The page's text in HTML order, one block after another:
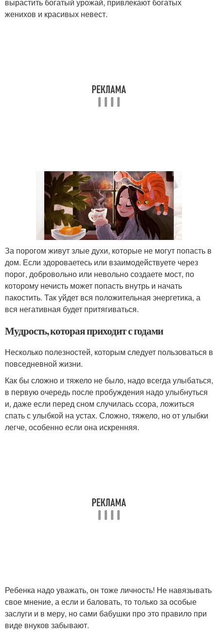
вырастить богатый урожай, привлекают богатых
женихов и красивых невест.
За порогом живут злые духи, которые не могут попасть в
дом. Если здороваетесь или взаимодействуете через
порог, добровольно или невольно создаете мост, по
которому нечисть может попасть внутрь и начать
пакостить. Так уйдет вся положительная энергетика, а
вся негативная будет притягиваться.
Мудрость, которая приходит с годами
Несколько полезностей, которым следует пользоваться в
повседневной жизни.
Как бы сложно и тяжело не было, надо всегда улыбаться,
в первую очередь после пробуждения надо улыбнуться
и, даже если перед сном случилась ссора, ложиться
спать с улыбкой на устах. Сложно, тяжело, но от улыбки
легче, особенно если она искренняя.
Ребенка надо уважать, он тоже личность! Не навязывать
свое мнение, а если и баловать, то только за особые
заслуги и в меру, но сами бабушки про это правило при
виде внуков забывают.